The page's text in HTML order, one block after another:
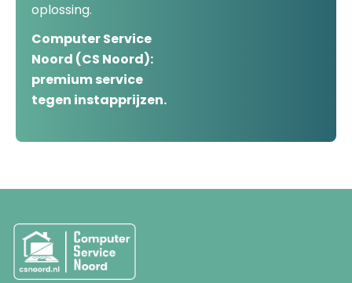
oplossing.
Computer Service
Noord (CS Noord):
premium service
tegen instapprijzen.